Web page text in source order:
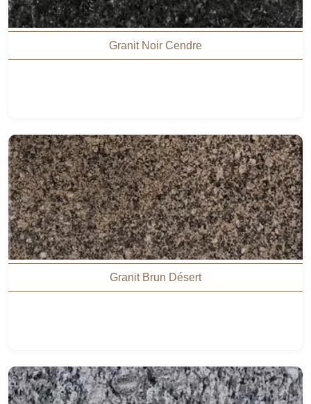
Granit Noir Cendre
Granit Brun Désert